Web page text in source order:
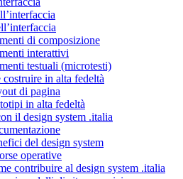
di composizione
interattivi
testuali (microtesti)
costruire in alta fedeltà
di pagina
in alta fedeltà
il design system .italia
del design system
operative
contribuire al design system .italia